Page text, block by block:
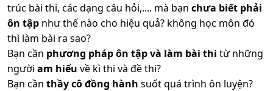
trúc bài thi, các dạng câu hỏi,.... mà bạn chưa biết phải
ôn tập như thế nào cho hiệu quả? không học môn đó
thì làm bài ra sao?
Bạn cần phương pháp ôn tập và làm bài thi từ những
người am hiểu về kì thi và đề thi?
Bạn cần thầy cô đồng hành suốt quá trình ôn luyện?